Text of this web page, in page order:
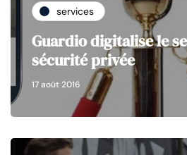
services
Guardio digitalise le
sécurité privée
17 août 2016